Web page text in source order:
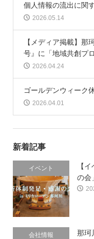
個人情報の流出に関
2026.05.14
【メディア掲載】那
号』に「地域共創プロ
2026.04.24
ゴールデンウィーク
2026.04.01
新着記事
イベント
【
の会
会社情報
那珂